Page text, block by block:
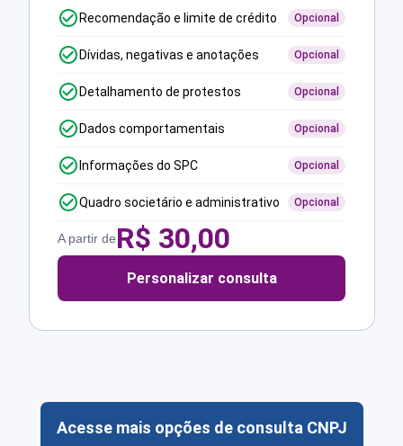
Recomendação e limite de crédito Opcional
Dívidas, negativas e anotações Opcional
Detalhamento de protestos Opcional
Dados comportamentais Opcional
Informações do SPC Opcional
Quadro societário e administrativo Opcional
A partir deR$ 30,00
Personalizar consulta
Acesse mais opções de consulta CNPJ